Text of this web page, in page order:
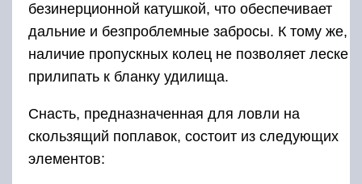
безинерционной катушкой, что обеспечивает
дальние и безпроблемные забросы. К тому же,
наличие пропускных колец не позволяет леске
прилипать к бланку удилища.
Снасть, предназначенная для ловли на
скользящий поплавок, состоит из следующих
элементов: